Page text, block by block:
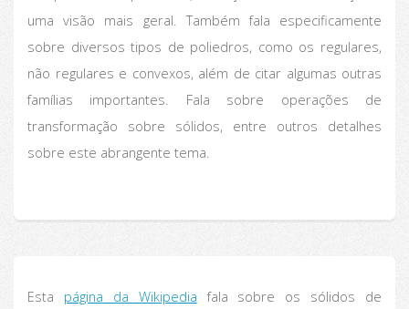
uma visão mais geral. Também fala especificamente
sobre diversos tipos de poliedros, como os regulares,
não regulares e convexos, além de citar algumas outras
famílias importantes. Fala sobre operações de
transformação sobre sólidos, entre outros detalhes
sobre este abrangente tema.
Esta página da Wikipedia fala sobre os sólidos de